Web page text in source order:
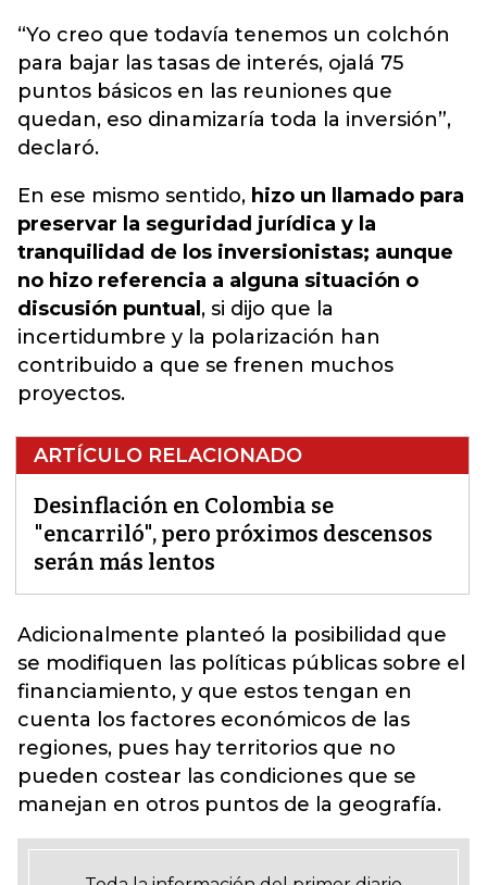
“Yo creo que todavía tenemos un colchón
para bajar las tasas de interés, ojalá 75
puntos básicos en las reuniones que
quedan, eso dinamizaría toda la inversión”,
declaró.
En ese mismo sentido, hizo un llamado para
preservar la seguridad jurídica y la
tranquilidad de los inversionistas; aunque
no hizo referencia a alguna situación o
discusión puntual , si dijo que la
incertidumbre y la polarización han
contribuido a que se frenen muchos
proyectos.
ARTÍCULO RELACIONADO
Desinflación en Colombia se
"encarriló", pero próximos descensos
serán más lentos
Adicionalmente planteó la posibilidad que
se modifiquen las políticas públicas sobre el
financiamiento, y que estos tengan en
cuenta los factores económicos de las
regiones, pues hay territorios que no
pueden costear las condiciones que se
manejan en otros puntos de la geografía.